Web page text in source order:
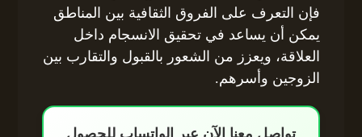
فإن التعرف على الفروق الثقافية بين المناطق
يمكن أن يساعد في تحقيق الانسجام داخل
العلاقة، ويعزز من الشعور بالقبول والتقارب بين
الزوجين وأسرهم.
تواصل معنا الآن عبر الواتساب للحصول